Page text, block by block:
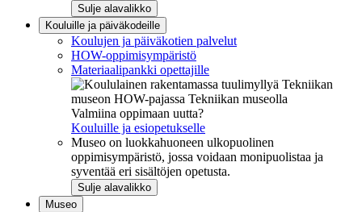
Sulje alavalikko
Kouluille ja päiväkodeille
Koulujen ja päiväkotien palvelut
HOW-oppimisympäristö
Materiaalipankki opettajille
Valmiina oppimaan uutta?
Kouluille ja esiopetukselle
Museo on luokkahuoneen ulkopuolinen
oppimisympäristö, jossa voidaan monipuolistaa ja
syventää eri sisältöjen opetusta.
Sulje alavalikko
Museo